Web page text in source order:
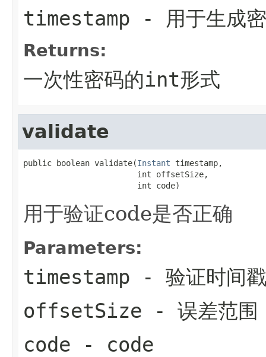
timestamp - 用于生成
Returns:
一次性密码的int形式
validate
public boolean validate(Instant timestamp,
                        int offsetSize,
                        int code)
用于验证code是否正确
Parameters:
timestamp - 验证时间戳
offsetSize - 误差范围
code - code